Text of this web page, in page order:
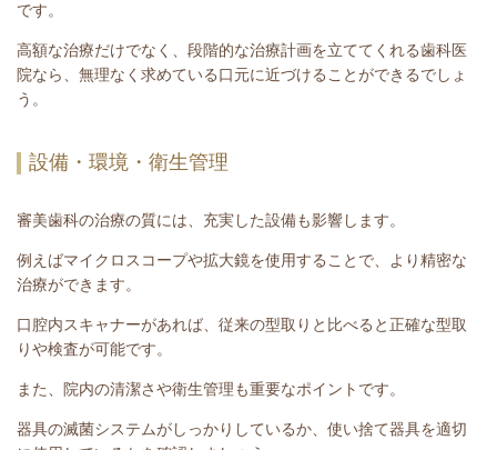
です。
高額な治療だけでなく、段階的な治療計画を立ててくれる歯科医
院なら、無理なく求めている口元に近づけることができるでしょ
う。
設備・環境・衛生管理
審美歯科の治療の質には、充実した設備も影響します。
例えばマイクロスコープや拡大鏡を使用することで、より精密な
治療ができます。
口腔内スキャナーがあれば、従来の型取りと比べると正確な型取
りや検査が可能です。
また、院内の清潔さや衛生管理も重要なポイントです。
器具の滅菌システムがしっかりしているか、使い捨て器具を適切